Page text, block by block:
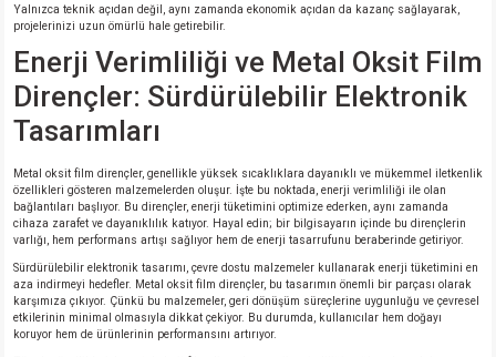
Yalnızca teknik açıdan değil, aynı zamanda ekonomik açıdan da kazanç sağlayarak,
projelerinizi uzun ömürlü hale getirebilir.
Enerji Verimliliği ve Metal Oksit Film
Dirençler: Sürdürülebilir Elektronik
Tasarımları
Metal oksit film dirençler, genellikle yüksek sıcaklıklara dayanıklı ve mükemmel iletkenlik
özellikleri gösteren malzemelerden oluşur. İşte bu noktada, enerji verimliliği ile olan
bağlantıları başlıyor. Bu dirençler, enerji tüketimini optimize ederken, aynı zamanda
cihaza zarafet ve dayanıklılık katıyor. Hayal edin; bir bilgisayarın içinde bu dirençlerin
varlığı, hem performans artışı sağlıyor hem de enerji tasarrufunu beraberinde getiriyor.
Sürdürülebilir elektronik tasarımı, çevre dostu malzemeler kullanarak enerji tüketimini en
aza indirmeyi hedefler. Metal oksit film dirençler, bu tasarımın önemli bir parçası olarak
karşımıza çıkıyor. Çünkü bu malzemeler, geri dönüşüm süreçlerine uygunluğu ve çevresel
etkilerinin minimal olmasıyla dikkat çekiyor. Bu durumda, kullanıcılar hem doğayı
koruyor hem de ürünlerinin performansını artırıyor.